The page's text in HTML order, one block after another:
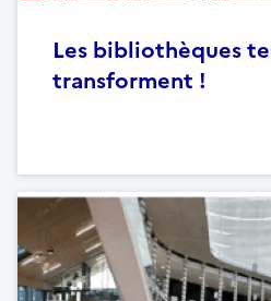
Les bibliothèques
transforment !